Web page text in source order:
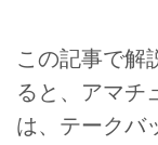
この記事で解
ると、アマチ
は、テークバ